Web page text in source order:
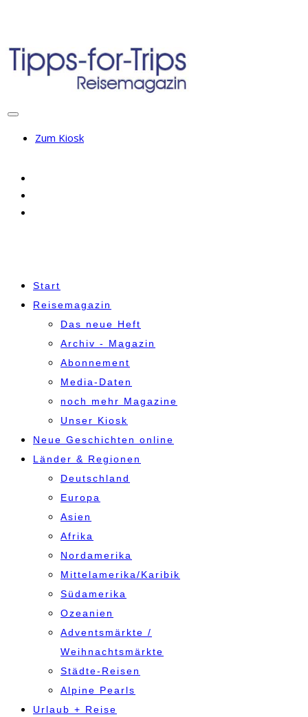
Zum Kiosk
Start
Reisemagazin
Das neue Heft
Archiv - Magazin
Abonnement
Media-Daten
noch mehr Magazine
Unser Kiosk
Neue Geschichten online
Länder & Regionen
Deutschland
Europa
Asien
Afrika
Nordamerika
Mittelamerika/Karibik
Südamerika
Ozeanien
Adventsmärkte /
Weihnachtsmärkte
Städte-Reisen
Alpine Pearls
Urlaub + Reise